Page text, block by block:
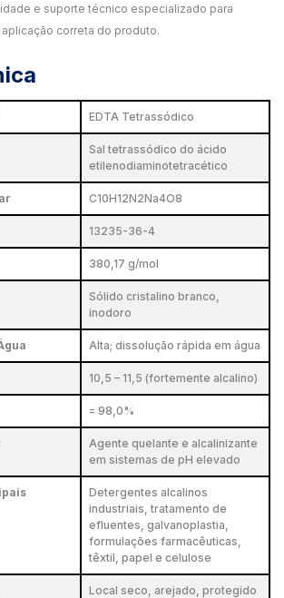
e suporte técnico especializado para
correta do produto.
EDTA Tetrassódico
Sal tetrassódico do ácido
etilenodiaminotetracético
C10H12N2Na4O8
13235-36-4
380,17 g/mol
Sólido cristalino branco,
inodoro
Alta; dissolução rápida em água
10,5 – 11,5 (fortemente alcalino)
= 98,0%
Agente quelante e alcalinizante
em sistemas de pH elevado
Detergentes alcalinos
industriais, tratamento de
efluentes, galvanoplastia,
formulações farmacêuticas,
têxtil, papel e celulose
Local seco, arejado, protegido